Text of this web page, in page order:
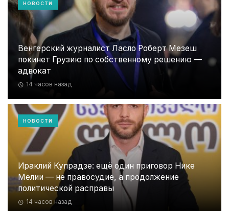
Венгерский журналист Ласло Роберт Мезеш
покинет Грузию по собственному решению —
адвокат
14 часов назад
НОВОСТИ
Ираклий Купрадзе: ещё один приговор Нике
Мелии — не правосудие, а продолжение
политической расправы
14 часов назад
НОВОСТИ